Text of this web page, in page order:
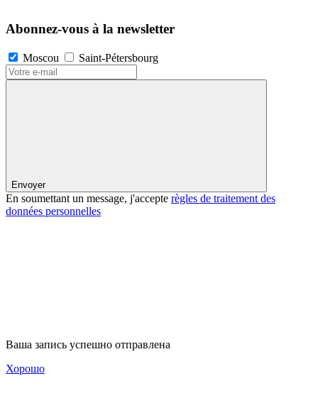
Abonnez-vous à la newsletter
Moscou Saint-Pétersbourg
Envoyer
En soumettant un message, j'accepte règles de traitement des
données personnelles
Ваша запись успешно отправлена
Хорошо